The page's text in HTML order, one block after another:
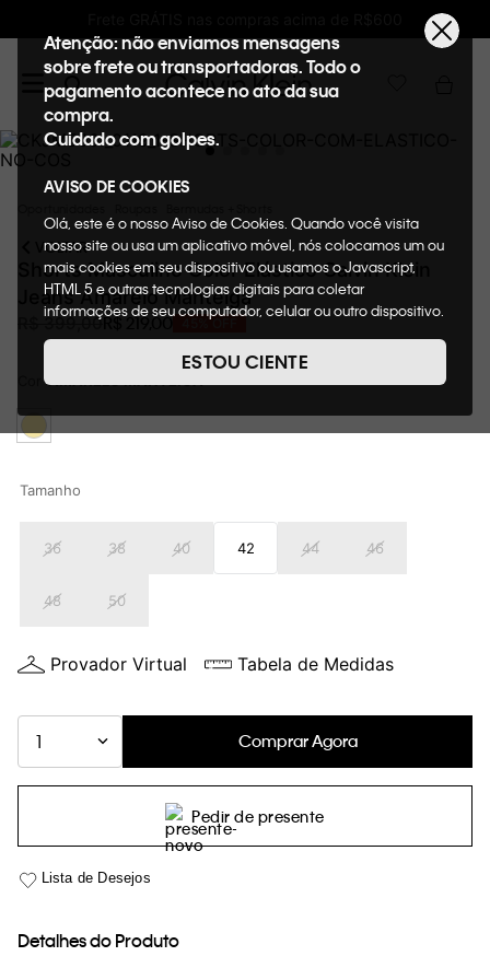
Ganhe 10% de
Atenção: não enviamos mensagens
sobre frete ou transportadoras. Todo o
pagamento acontece no ato da sua
compra.
Cuidado com golpes.
AVISO DE COOKIES
Olá, este é o nosso Aviso de Cookies. Quando você visita
nosso site ou usa um aplicativo móvel, nós colocamos um ou
mais cookies em seu dispositivo ou usamos o Javascript,
HTML 5 e outras tecnologias digitais para coletar
informações de seu computador, celular ou outro dispositivo.
de cookies, informaremos quais cookies usaremos e quais
suas funções. A forma como processamos os dados
nosso Aviso de Privacidade. Quando você visita nosso site,
consideraremos isso como sua solicitação específica para
entre outros, a capacidade de comprar um item em nossa
ESTOU CIENTE
VOLTAR
Shorts Masculino Color Elástico Calvin Klein
Jeans Amarelo Manteiga
399,00R$ 219 00 OFF
CorAMARELO MANTEIGA
Tamanho
36 38 40 42 44 46
48 50
Provador Virtual Tabela de Medidas
1 Comprar Agora
Pedir de presente
Detalhes do Produto